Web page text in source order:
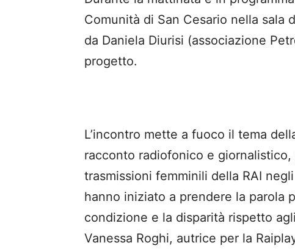
Comunità di San Cesario nella sala
da Daniela Diurisi (associazione
progetto.
L’incontro mette a fuoco il tema
racconto radiofonico e
trasmissioni femminili della RAI
hanno iniziato a prendere la parola
condizione e la disparità rispetto
Vanessa Roghi, autrice per la